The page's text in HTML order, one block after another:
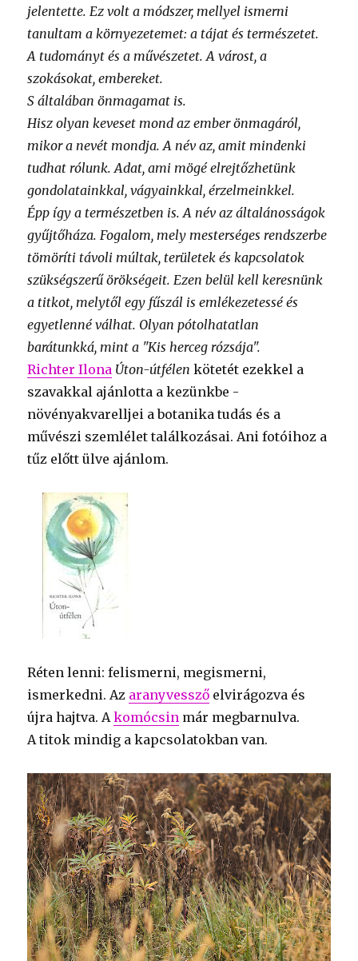
jelentette. Ez volt a módszer, mellyel ismerni
tanultam a környezetemet: a tájat és természetet.
A tudományt és a művészetet. A várost, a
szokásokat, embereket.
S általában önmagamat is.
Hisz olyan keveset mond az ember önmagáról,
mikor a nevét mondja. A név az, amit mindenki
tudhat rólunk. Adat, ami mögé elrejtőzhetünk
gondolatainkkal, vágyainkkal, érzelmeinkkel.
Épp így a természetben is. A név az általánosságok
gyűjtőháza. Fogalom, mely mesterséges rendszerbe
tömöríti távoli múltak, területek és kapcsolatok
szükségszerű örökségeit. Ezen belül kell keresnünk
a titkot, melytől egy fűszál is emlékezetessé és
egyetlenné válhat. Olyan pótolhatatlan
barátunkká, mint a "Kis herceg rózsája".
Richter Ilona Úton-útfélen kötetét ezekkel a
szavakkal ajánlotta a kezünkbe -
növényakvarelljei a botanika tudás és a
művészi szemlélet találkozásai. Ani fotóihoz a
tűz előtt ülve ajánlom.
Réten lenni: felismerni, megismerni,
ismerkedni. Az aranyvessző elvirágozva és
újra hajtva. Akomócsin már megbarnulva.
A titok mindig a kapcsolatokban van.